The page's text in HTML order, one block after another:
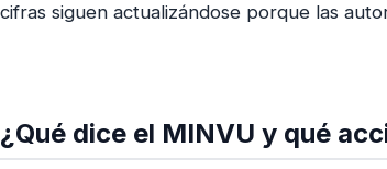
cifras siguen actualizándose porque las
¿Qué dice el MINVU y qué